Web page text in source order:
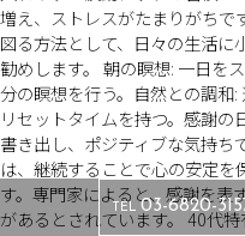
TEL 03-6820-
増え、ストレスがたまりがちで
図る方法として、日々の生活
勧めします。 朝の瞑想: 一日を
分の瞑想を行う。自然との調和
リセットタイムを持つ。感謝の
書き出し、ポジティブな気持ち
は、継続することで心の安定を
す。専門家によると、感謝を表
があるとされています。 40代